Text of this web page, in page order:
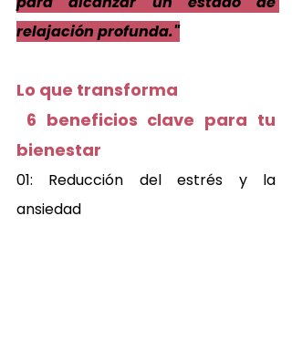
relajación profunda."
Lo que transforma
6 beneficios clave para tu
bienestar
01: Reducción del estrés y la
ansiedad